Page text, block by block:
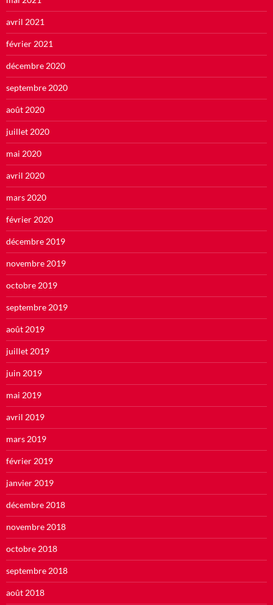
avril 2021
février 2021
décembre 2020
septembre 2020
août 2020
juillet 2020
mai 2020
avril 2020
mars 2020
février 2020
décembre 2019
novembre 2019
octobre 2019
septembre 2019
août 2019
juillet 2019
juin 2019
mai 2019
avril 2019
mars 2019
février 2019
janvier 2019
décembre 2018
novembre 2018
octobre 2018
septembre 2018
août 2018